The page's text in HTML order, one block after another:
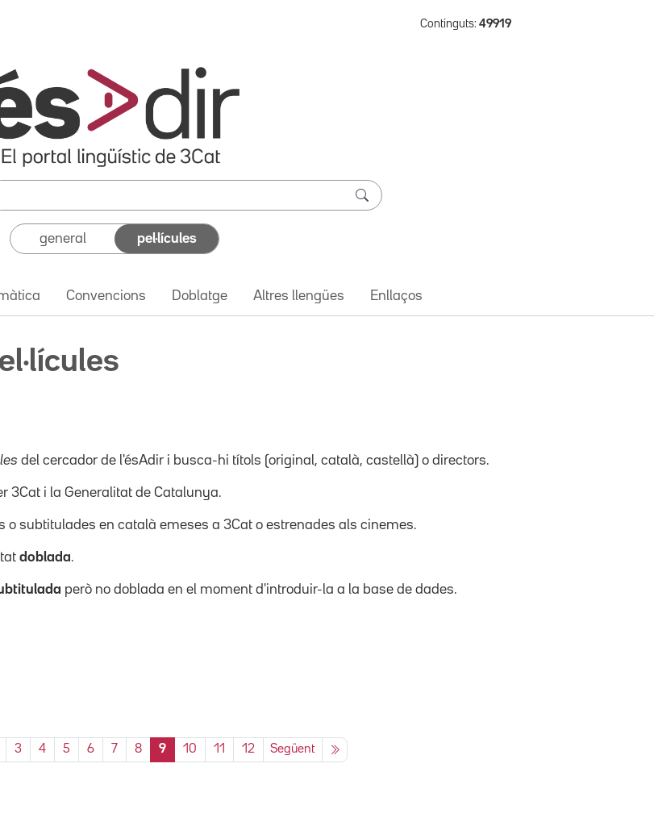
Continguts: 49919
general pel·lícules
Convencions Doblatge Altres llengües Enllaços
del cercador de l'ésAdir i busca-hi títols (original, català, castellà) o directors.
3Cat i la Generalitat de Catalunya.
o subtitulades en català emeses a 3Cat o estrenades als cinemes.
doblada.
però no doblada en el moment d'introduir-la a la base de dades.
3 4 5 6 7 8 9 10 11 12 Següent